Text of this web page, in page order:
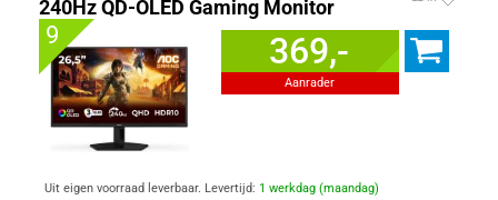
240Hz QD-OLED Gaming Monitor
9 369,-
Aanrader
Uit eigen voorraad leverbaar. Levertijd: 1 werkdag (maandag)